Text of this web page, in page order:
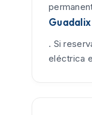
. Si
eléctrica